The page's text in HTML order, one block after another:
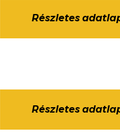
Részletes
Részletes